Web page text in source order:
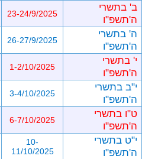
ב' בתשרי
ה'תשפ"ו
23-24/9/2025
ה' בתשרי
ה'תשפ"ו
26-27/9/2025
י' בתשרי
ה'תשפ"ו
1-2/10/2025
י"ב בתשרי
ה'תשפ"ו
3-4/10/2025
ט"ו בתשרי
ה'תשפ"ו
6-7/10/2025
י"ט בתשרי
ה'תשפ"ו
10-
11/10/2025